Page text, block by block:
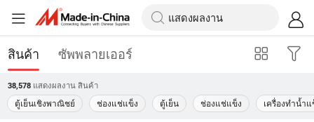
สินค้า ซัพพลายเออร์
38,578 แสดงผลงาน สินค้า
ตู้เย็นเชิงพาณิชย์ ช่องแช่แข็ง ตู้เย็น ช่องแช่แข็ง เครื่องทำน้ำแ